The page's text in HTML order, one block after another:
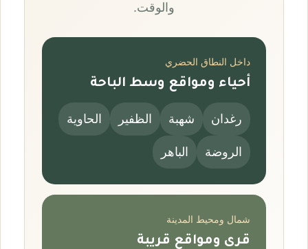
والوقت.
داخل النطاق الحضري
أحياء ومواقع وسط الباحة
رغدان شهبة الظفير الحاوية
الروضة الباهر
شمال ومحيط المدينة
قرى ومواقع قريبة